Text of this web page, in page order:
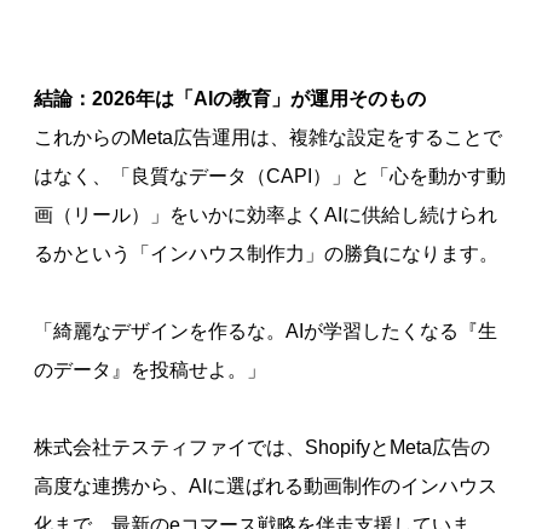
結論：2026年は「AIの教育」が運用そのもの
これからのMeta広告運用は、複雑な設定をすることで
はなく、「良質なデータ（CAPI）」と「心を動かす動
画（リール）」をいかに効率よくAIに供給し続けられ
るかという「インハウス制作力」の勝負になります。
「綺麗なデザインを作るな。AIが学習したくなる『生
のデータ』を投稿せよ。」
株式会社テスティファイでは、ShopifyとMeta広告の
高度な連携から、AIに選ばれる動画制作のインハウス
化まで、最新のeコマース戦略を伴走支援していま